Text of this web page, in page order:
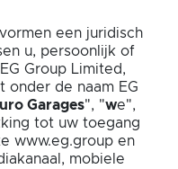
een juridisch
u, persoonlijk of
Group Limited,
onder de naam EG
Garages", "we",
tot uw toegang
www.eg.group en
mobiele